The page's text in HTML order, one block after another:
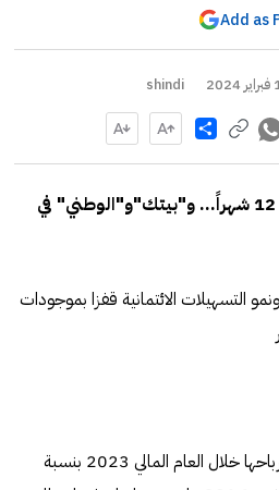
Add as
shindi
Share
ارتفعت 321.1 مليون خلال 12 شهراً… و"بيتك"و"الوطني" في
التسهيلات الائتمانية قفزا بموجودات
حققت 8 بنوك محلية نمواً في أرباحها خلال العام المالي 2023 بنسبة